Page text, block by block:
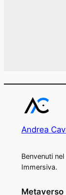
Andrea
Benvenuti
Immersiva.
Metaverso